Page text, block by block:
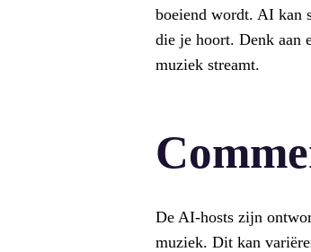
boeiend wordt. AI kan
die je hoort. Denk aan
muziek streamt.
De AI-hosts zijn
muziek. Dit kan